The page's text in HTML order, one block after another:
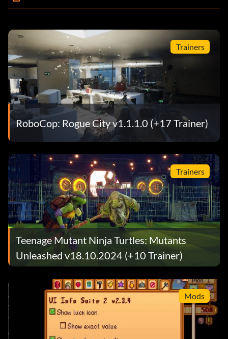
Trainers
RoboCop: Rogue City v1.1.1.0 (+17 Trainer)
Trainers
Teenage Mutant Ninja Turtles: Mutants
Unleashed v18.10.2024 (+10 Trainer)
Mods